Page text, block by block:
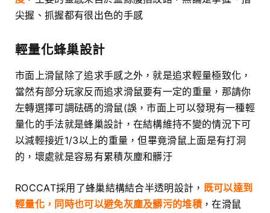
尖握、抓握都有很出色的手感
輕量化蜂巢設計
市面上滑鼠除了追求手感之外，就是追求輕量極致化，
當然有部分玩家反而追求滑鼠要有一定的重量，那請你
左轉選擇可調砝碼的滑鼠(誤，市面上可以發現有一種輕
量化的手法就是蜂巢設計，在結構維持不變的情況下可
以減輕接近1/3以上的重量，但畢竟滑鼠上面是有打洞
的，壞處就是容易有累積灰塵和髒汙
ROCCAT採用了蜂巢結構結合半透明設計， 既可以達到
輕量化，同時也可以避免灰塵及髒污的堆積 ，在滑鼠